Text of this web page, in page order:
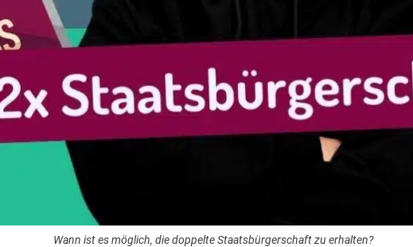
Wann ist es möglich, die doppelte Staatsbürgerschaft zu erhalten?